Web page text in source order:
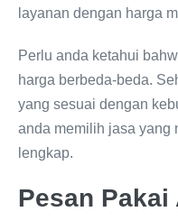
layanan dengan harga
Perlu anda ketahui
harga berbeda-beda.
yang sesuai dengan
anda memilih jasa yang
lengkap.
Pesan Pakai